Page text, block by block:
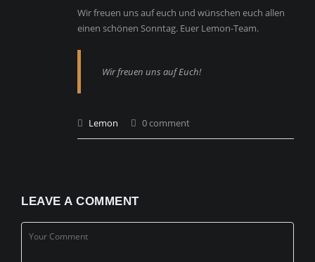
Wir freuen uns auf euch und wünschen euch allen
einen schönen Sonntag. Euer Lemon-Team.
Wir freuen uns auf Euch!
Lemon 0 comment
LEAVE A COMMENT